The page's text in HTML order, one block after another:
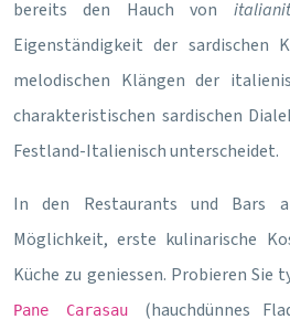
bereits den Hauch von
Eigenständigkeit der sardischen
melodischen Klängen der
charakteristischen sardischen
Festland-Italienisch unterscheidet.
In den Restaurants und Bars
Möglichkeit, erste kulinarische
Küche zu geniessen. Probieren Sie
Pane Carasau (hauchdünnes